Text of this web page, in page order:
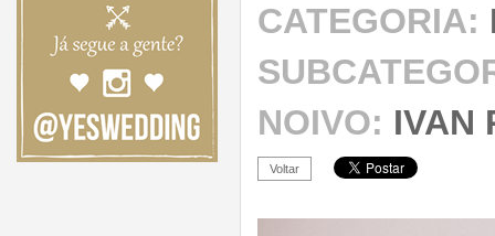
CATEGORIA:
NOIVO: IVAN
Voltar